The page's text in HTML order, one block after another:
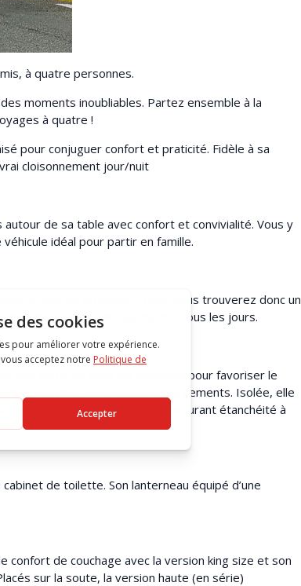
à quatre personnes.
moments inoubliables. Partez ensemble à la
à quatre !
pour conjuguer confort et praticité. Fidèle à sa
cloisonnement jour/nuit
de sa table avec confort et convivialité. Vous y
idéal pour partir en famille.
A côté de la plaque 2 feux, vous trouverez donc un
sans aller au marché tous les jours.
une barre de seuil qui s’abaisse pour favoriser le
les chargements et déchargements. Isolée, elle
sur double joint, assurant étanchéité à
de toilette. Son lanterneau équipé d’une
confort de couchage avec la version king size et son
sur la soute, la version haute (en série)